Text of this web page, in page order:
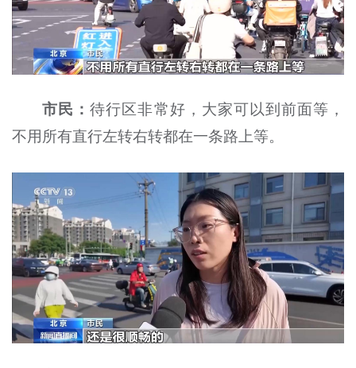
市民：待行区非常好，大家可以到前面等，
不用所有直行左转右转都在一条路上等。